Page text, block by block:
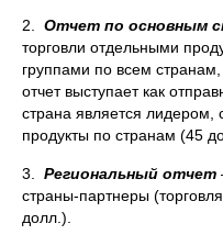
2. Отчет по основным
торговли отдельными
группами по всем
отчет выступает как
страна является
продукты по странам (45
3. Региональный отчет
страны-партнеры
долл.).